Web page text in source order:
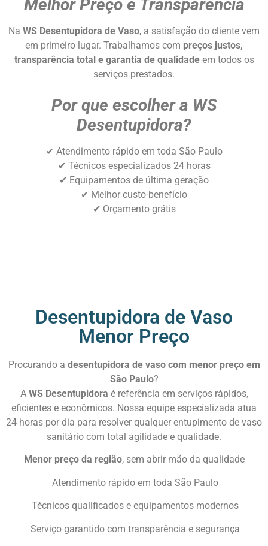
Melhor Preço e Transparência
Na WS Desentupidora de Vaso, a satisfação do cliente vem
em primeiro lugar. Trabalhamos com preços justos,
transparência total e garantia de qualidadeem todos os
serviços prestados.
Por que escolher a WS
Desentupidora?
✔ Atendimento rápido em toda São Paulo
✔ Técnicos especializados 24 horas
✔ Equipamentos de última geração
✔ Melhor custo-benefício
✔ Orçamento grátis
Desentupidora de Vaso
Menor Preço
Procurando a desentupidora de vaso com menor preço em
São Paulo?
A WS Desentupidora é referência em serviços rápidos,
eficientes e econômicos. Nossa equipe especializada atua
24 horas por dia para resolver qualquer entupimento de vaso
sanitário com total agilidade e qualidade.
Menor preço da região, sem abrir mão da qualidade
Atendimento rápido em toda São Paulo
Técnicos qualificados e equipamentos modernos
Serviço garantido com transparência e segurança